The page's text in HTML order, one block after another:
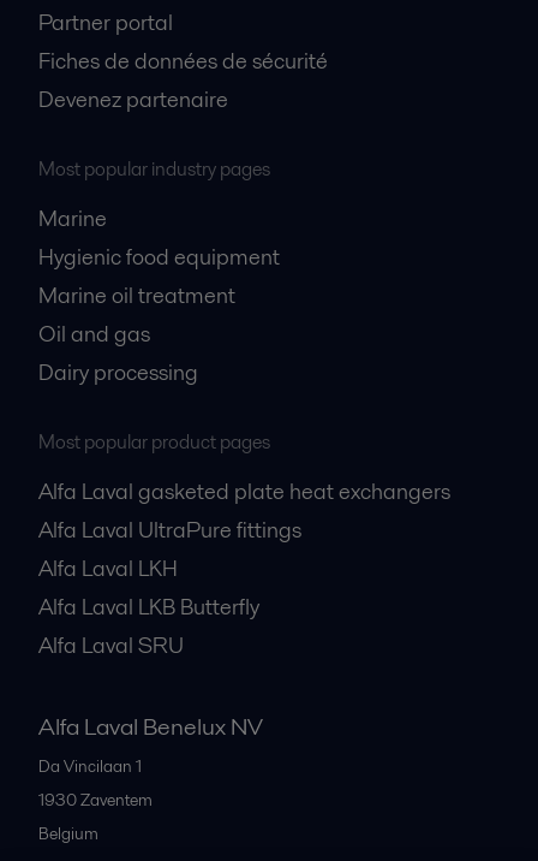
Partner portal
Fiches de données de sécurité
Devenez partenaire
Most popular industry pages
Marine
Hygienic food equipment
Marine oil treatment
Oil and gas
Dairy processing
Most popular product pages
Alfa Laval gasketed plate heat exchangers
Alfa Laval UltraPure fittings
Alfa Laval LKH
Alfa Laval LKB Butterfly
Alfa Laval SRU
Alfa Laval Benelux NV
Da Vincilaan 1
1930Zaventem
Belgium